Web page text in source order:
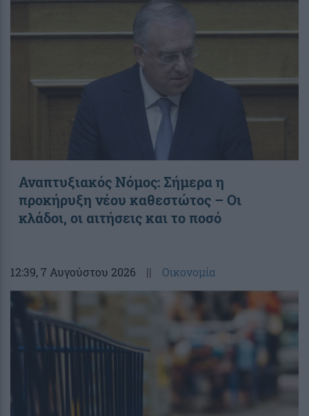
Αναπτυξιακός Νόμος: Σήμερα η
προκήρυξη νέου καθεστώτος – Οι
κλάδοι, οι αιτήσεις και το ποσό
12:39, 7 Αυγούστου 2026 || Οικονομία